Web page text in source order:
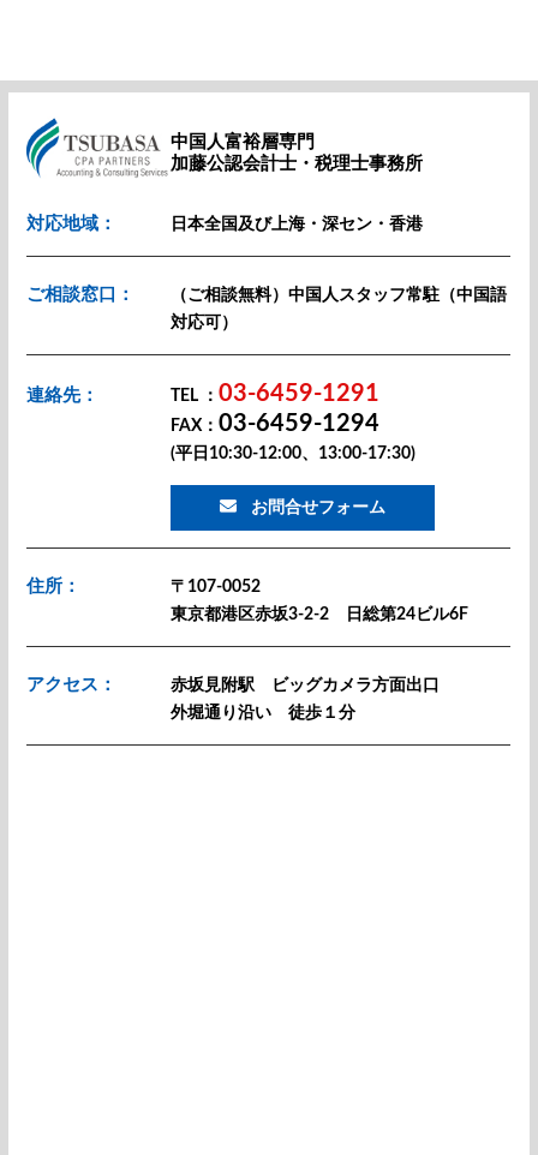
中国人富裕層専門
加藤公認会計士・税理士事務所
対応地域： 日本全国及び上海・深セン・香港
ご相談窓口：
（ご相談無料）中国人スタッフ常駐（中国語
対応可）
連絡先： TEL ：03-6459-1291
FAX：03-6459-1294
(平日10:30-12:00、13:00-17:30)
お問合せフォーム
住所：
〒107-0052
東京都港区赤坂3-2-2 日総第24ビル6F
アクセス：
赤坂見附駅 ビッグカメラ方面出口
外堀通り沿い 徒歩１分